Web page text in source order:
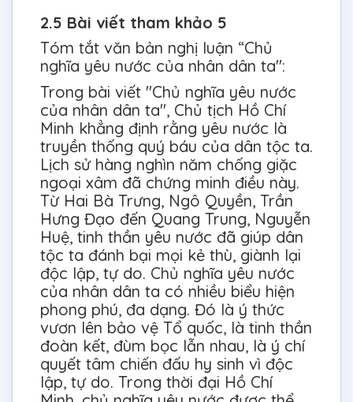
2.5 Bài viết tham khảo 5
Tóm tắt văn bản nghị luận “Chủ
nghĩa yêu nước của nhân dân ta":
Trong bài viết "Chủ nghĩa yêu nước
của nhân dân ta", Chủ tịch Hồ Chí
Minh khẳng định rằng yêu nước là
truyền thống quý báu của dân tộc ta.
Lịch sử hàng nghìn năm chống giặc
ngoại xâm đã chứng minh điều này.
Từ Hai Bà Trưng, Ngô Quyền, Trần
Hưng Đạo đến Quang Trung, Nguyễn
Huệ, tinh thần yêu nước đã giúp dân
tộc ta đánh bại mọi kẻ thù, giành lại
độc lập, tự do. Chủ nghĩa yêu nước
của nhân dân ta có nhiều biểu hiện
phong phú, đa dạng. Đó là ý thức
vươn lên bảo vệ Tổ quốc, là tinh thần
đoàn kết, đùm bọc lẫn nhau, là ý chí
quyết tâm chiến đấu hy sinh vì độc
lập, tự do. Trong thời đại Hồ Chí